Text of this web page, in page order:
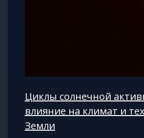
Циклы солнечной
влияние на климат и
Земли